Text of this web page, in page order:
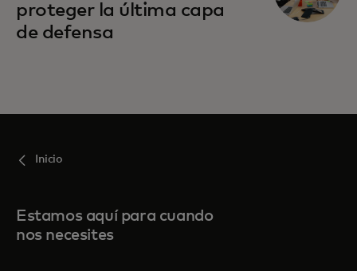
proteger la última capa
de defensa
Inicio
Estamos aquí para cuando
nos necesites